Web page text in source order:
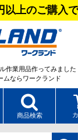
以上のご購入
作業用品作ってみまし
ムならワークランド
商品検索